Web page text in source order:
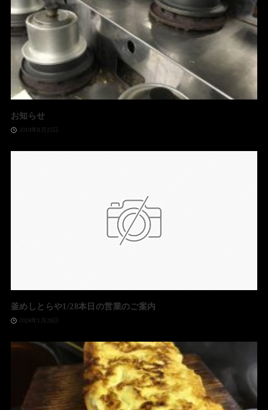
お知らせ
2019年8月25日
釜めしとらや1/28本日の営業のご案内
2024年1月28日